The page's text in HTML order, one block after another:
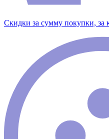
Скидки за сумму покупки, за